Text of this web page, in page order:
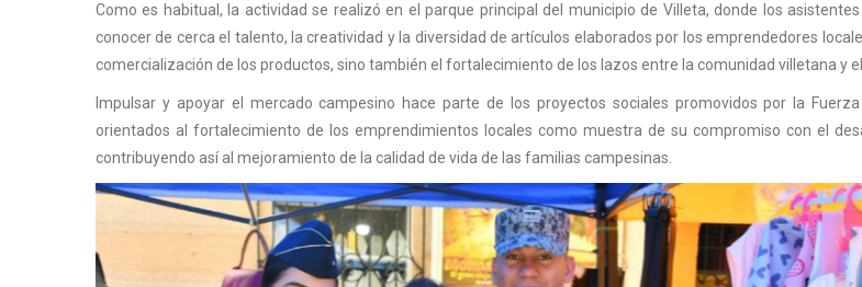
Como es habitual, la actividad se realizó en el parque principal del municipio de Villeta, donde los
conocer de cerca el talento, la creatividad y la diversidad de artículos elaborados por los emprendedores
comercialización de los productos, sino también el fortalecimiento de los lazos entre la comunidad villetana y
Impulsar y apoyar el mercado campesino hace parte de los proyectos sociales promovidos por la
orientados al fortalecimiento de los emprendimientos locales como muestra de su compromiso con el
contribuyendo así al mejoramiento de la calidad de vida de las familias campesinas.